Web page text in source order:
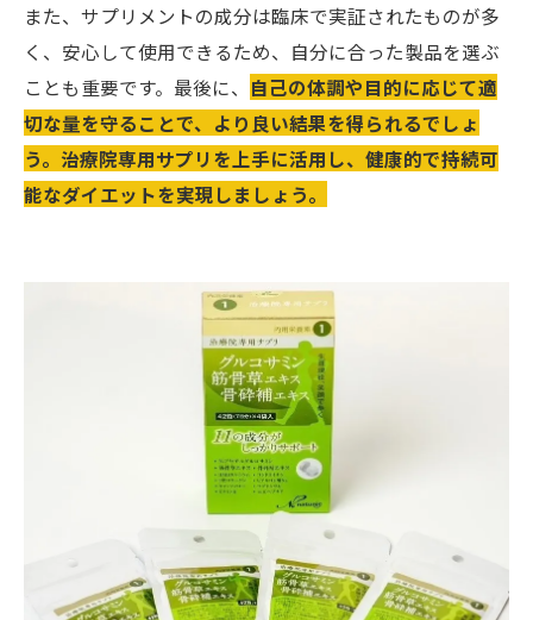
また、サプリメントの成分は臨床で実証されたものが多
く、安心して使用できるため、自分に合った製品を選ぶ
ことも重要です。最後に、 自己の体調や目的に応じて適
切な量を守ることで、より良い結果を得られるでしょ
う。治療院専用サプリを上手に活用し、健康的で持続可
能なダイエットを実現しましょう。